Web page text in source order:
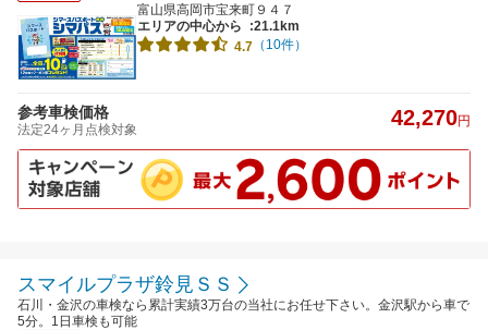
富山県高岡市宝来町９４７
エリアの中心から
:21.1km
4.7 （10件）
参考車検価格
法定24ヶ月点検対象 42,270円
スマイルプラザ鈴見ＳＳ
石川・金沢の車検なら累計実績3万台の当社にお任せ下さい。金沢駅から車で
5分。1日車検も可能